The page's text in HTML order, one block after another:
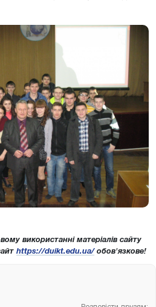
використанні матеріалів сайту
https://duikt.edu.ua/обов'язкове!